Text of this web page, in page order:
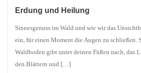
Erdung und Heilung
Sinnesgenuss im Wald und wie wir das
ein, für einen Moment die Augen zu schließen.
Waldboden gibt unter deinen Füßen nach, das
den Blättern und […]